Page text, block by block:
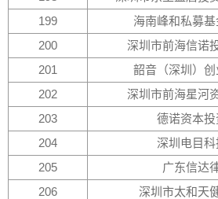
199
海南峰和私募
200
深圳市前海信诺
201
韶音（深圳）
202
深圳市前海星河
203
德诺资本
204
深圳电目
205
广东信达
206
深圳市太和天